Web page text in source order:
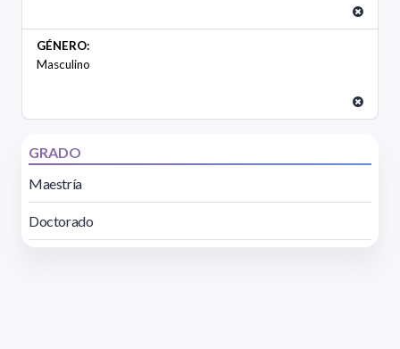
GÉNERO:
Masculino
GRADO
Maestría
Doctorado